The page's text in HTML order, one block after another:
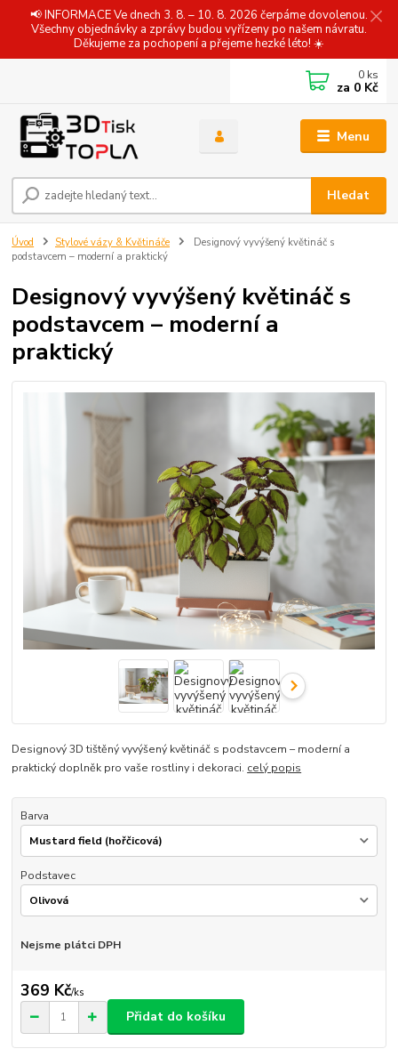
📢 INFORMACE Ve dnech 3. 8. – 10. 8. 2026 čerpáme dovolenou.
Všechny objednávky a zprávy budou vyřízeny po našem návratu.
Děkujeme za pochopení a přejeme hezké léto! ☀️
Menu
Hledat
0 ks
za 0 Kč
Úvod Stylové vázy & Květináče
Designový vyvýšený květináč s
podstavcem – moderní a praktický
Designový vyvýšený květináč s
podstavcem – moderní a
praktický
Designový 3D tištěný vyvýšený květináč s podstavcem – moderní a
praktický doplněk pro vaše rostliny i dekoraci. celý popis
Barva
Podstavec
Nejsme plátci DPH
369 Kč/ks
Přidat do košíku